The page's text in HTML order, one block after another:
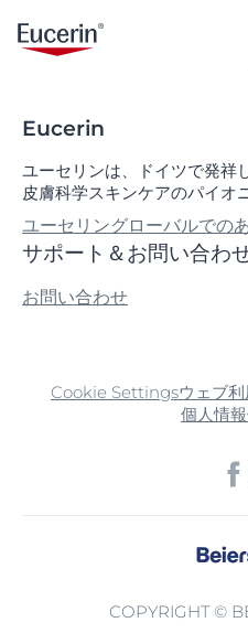
Eucerin
ユーセリンは、ドイツで発祥
皮膚科学スキンケアのパイオ
ユーセリングローバルでの
サポート＆お問い合わ
お問い合わせ
Cookie Settingsウェブ
個人情
COPYRIGHT ©